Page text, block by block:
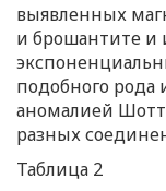
выявленных
и брошантите
подобного рода
аномалией
разных
Таблица 2